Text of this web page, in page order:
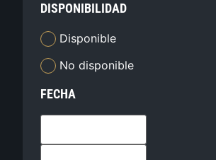
DISPONIBILIDAD
Disponible
No disponible
FECHA